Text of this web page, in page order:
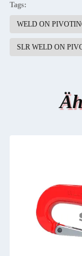
Tags:
WELD ON
SLR WELD ON